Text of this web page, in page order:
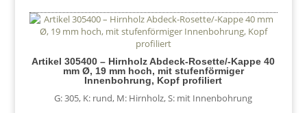
Artikel 305400 – Hirnholz Abdeck-Rosette/-Kappe 40
mm Ø, 19 mm hoch, mit stufenförmiger
Innenbohrung, Kopf profiliert
G: 305, K: rund, M: Hirnholz,S: mit Innenbohrung